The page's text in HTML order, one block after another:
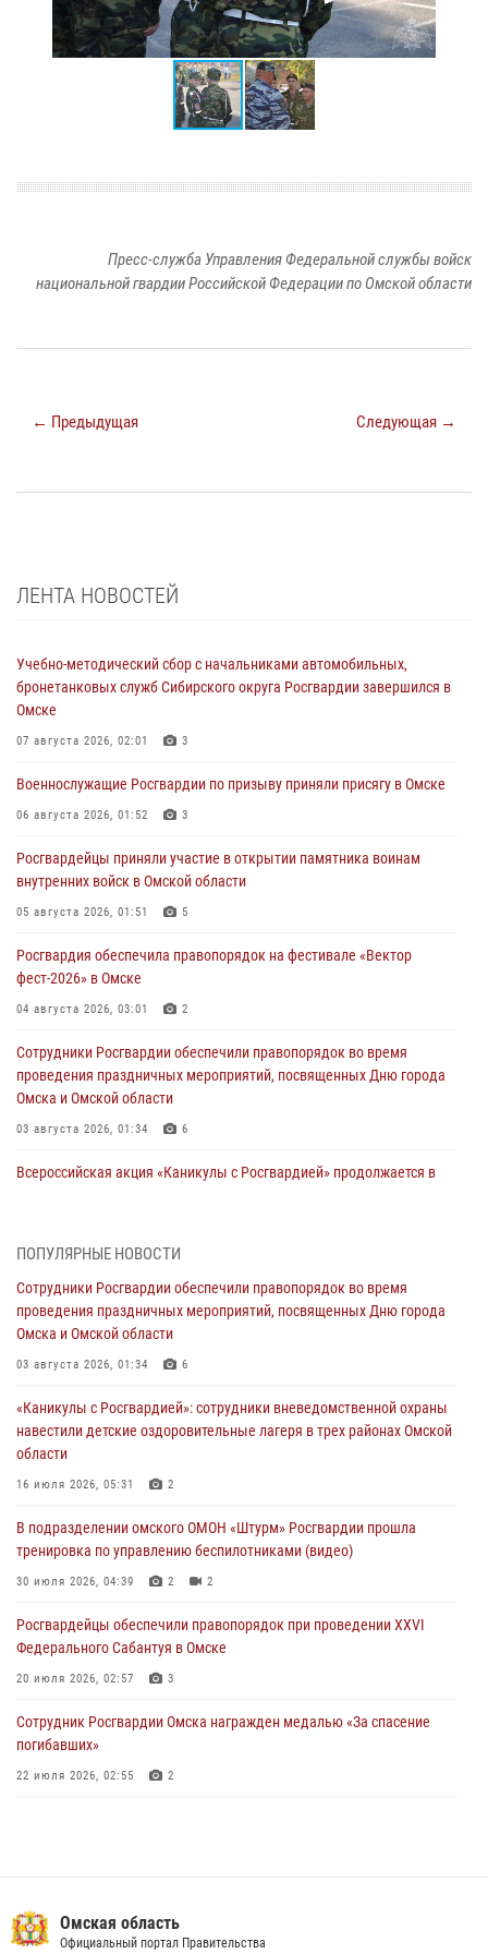
Пресс-служба Управления Федеральной службы войск
национальной гвардии Российской Федерации по Омской области
← Предыдущая Следующая →
ЛЕНТА НОВОСТЕЙ
Учебно-методический сбор с начальниками автомобильных,
бронетанковых служб Сибирского округа Росгвардии завершился в
Омске
07 августа 2026, 02:01 3
Военнослужащие Росгвардии по призыву приняли присягу в Омске
06 августа 2026, 01:52 3
Росгвардейцы приняли участие в открытии памятника воинам
внутренних войск в Омской области
05 августа 2026, 01:51 5
Росгвардия обеспечила правопорядок на фестивале «Вектор
фест-2026» в Омске
04 августа 2026, 03:01 2
Сотрудники Росгвардии обеспечили правопорядок во время
проведения праздничных мероприятий, посвященных Дню города
Омска и Омской области
03 августа 2026, 01:34 6
Всероссийская акция «Каникулы с Росгвардией» продолжается в
тренировка по управлению беспилотниками (видео)
30 июля 2026, 04:39 2
Росгвардия обеспечила безопасность уникального передвижного
29 июля 2026, 01:49
Росгвардейцы приняли участие в крестном ходе в День крещения
Руси в Омске
При содействии спецназа Росгвардии пресечены нарушения
миграционного законодательства в Омске (видео)
ПОПУЛЯРНЫЕ НОВОСТИ
Сотрудники Росгвардии обеспечили правопорядок во время
проведения праздничных мероприятий, посвященных Дню города
Омска и Омской области
03 августа 2026, 01:34 6
«Каникулы с Росгвардией»: сотрудники вневедомственной охраны
навестили детские оздоровительные лагеря в трех районах Омской
области
16 июля 2026, 05:31 2
В подразделении омского ОМОН «Штурм» Росгвардии прошла
тренировка по управлению беспилотниками (видео)
30 июля 2026, 04:39 2 2
Росгвардейцы обеcпечили правопорядок при проведении XXVI
Федерального Сабантуя в Омске
20 июля 2026, 02:57 3
Сотрудник Росгвардии Омска награжден медалью «За спасение
погибавших»
22 июля 2026, 02:55 2
Росгвардия обеспечила безопасность уникального передвижного
музея «Поезд Победы» в Омске
Омская область
Официальный портал Правительства